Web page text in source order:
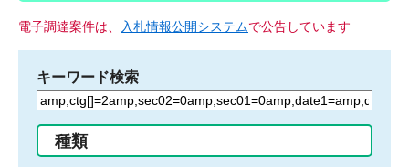
電子調達案件は、 入札情報公開システムで公告しています
キーワード検索
検
る
種類